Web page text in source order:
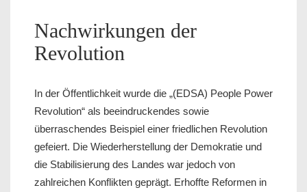
Nachwirkungen der
Revolution
In der Öffentlichkeit wurde die „(EDSA) People Power
Revolution“ als beeindruckendes sowie
überraschendes Beispiel einer friedlichen Revolution
gefeiert. Die Wiederherstellung der Demokratie und
die Stabilisierung des Landes war jedoch von
zahlreichen Konflikten geprägt. Erhoffte Reformen in